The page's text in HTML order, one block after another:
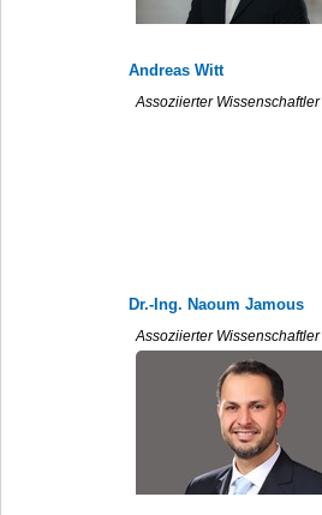
Andreas Witt
Assoziierter Wissenschaftler
Dr.-Ing. Naoum Jamous
Assoziierter Wissenschaftler